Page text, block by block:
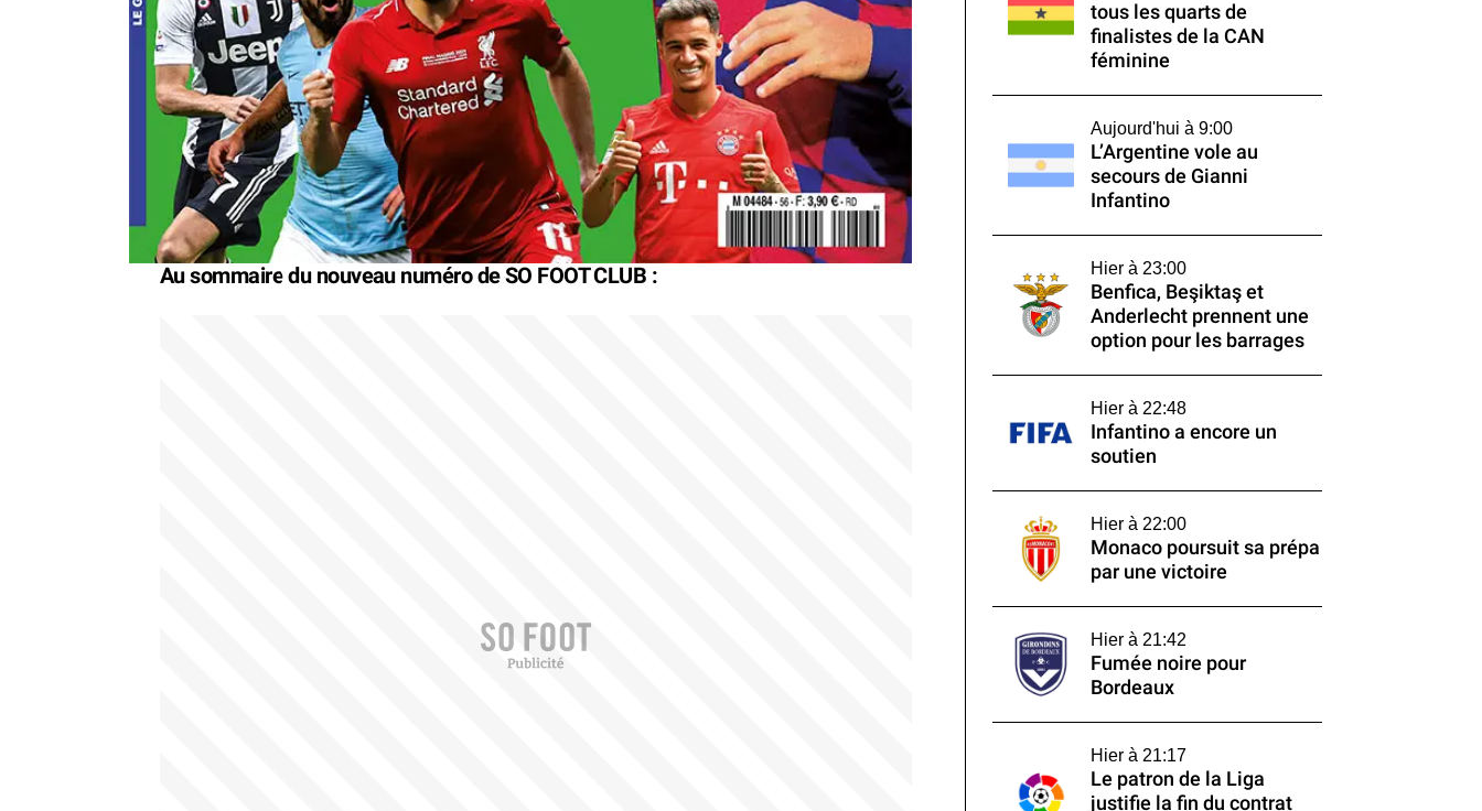
Au sommaire du nouveau numéro de SO FOOT CLUB :
tous les quarts de
finalistes de la CAN
féminine
Aujourd'hui à 9:00
L’Argentine vole au
secours de Gianni
Infantino
Hier à 23:00
Benfica, Beşiktaş et
Anderlecht prennent une
option pour les barrages
Hier à 22:48
Infantino a encore un
soutien
Hier à 22:00
Monaco poursuit sa prépa
par une victoire
Hier à 21:42
Fumée noire pour
Bordeaux
Hier à 21:17
Le patron de la Liga
justifie la fin du contrat